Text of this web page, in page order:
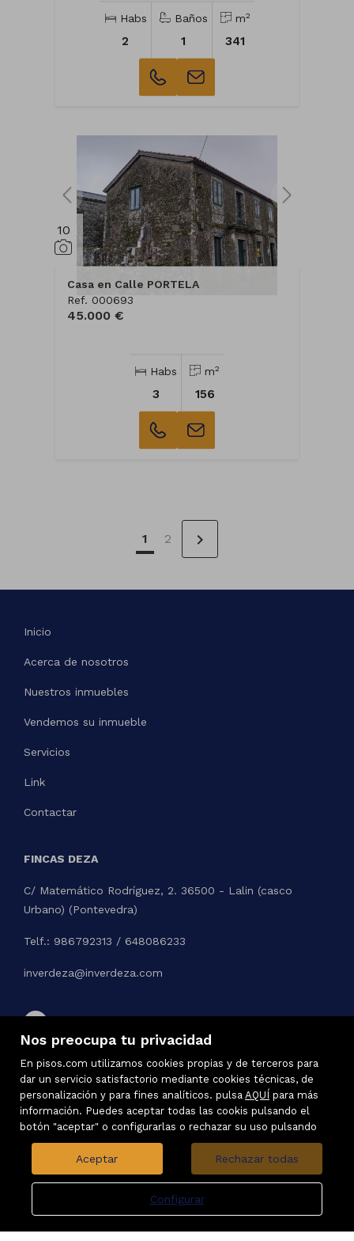
Nos preocupa tu privacidad
En pisos.com utilizamos cookies propias y de terceros para
dar un servicio satisfactorio mediante cookies técnicas, de
personalización y para fines analíticos. pulsa AQUÍ para más
información. Puedes aceptar todas las cookis pulsando el
botón "aceptar" o configurarlas o rechazar su uso pulsando
Aceptar Rechazar todas
Configurar
Habs
2
Baños
1
m2
341
10
Casa en Calle PORTELA
Ref. 000693
45.000 €
Habs
3
m2
156
1 2 chevron_right
Inicio
Acerca de nosotros
Nuestros inmuebles
Vendemos su inmueble
Servicios
Link
Contactar
FINCAS DEZA
C/ Matemático Rodríguez, 2. 36500 - Lalin (casco
Urbano) (Pontevedra)
Telf.: 986792313 / 648086233
inverdeza@inverdeza.com